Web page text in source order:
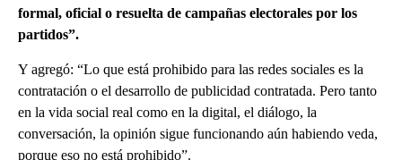
formal, oficial o resuelta de campañas electorales por los
partidos”.
Y agregó: “Lo que está prohibido para las redes sociales es la
contratación o el desarrollo de publicidad contratada. Pero tanto
en la vida social real como en la digital, el diálogo, la
conversación, la opinión sigue funcionando aún habiendo veda,
porque eso no está prohibido”.